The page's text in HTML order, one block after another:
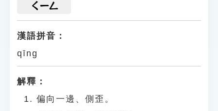
ㄑㄧㄥ
漢語拼音：
qīng
解釋：
偏向一邊、側歪。